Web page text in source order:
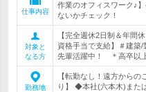
仕事内容
作業のオフィスワーク♪
ないかチェック！
対象と
なる方
【完全週休2日制＆年間
資格手当で支給】＃建
先輩活躍中！ ＊高卒以
勤務地
【転勤なし！遠方から
り】 ◆本社(六本木)また